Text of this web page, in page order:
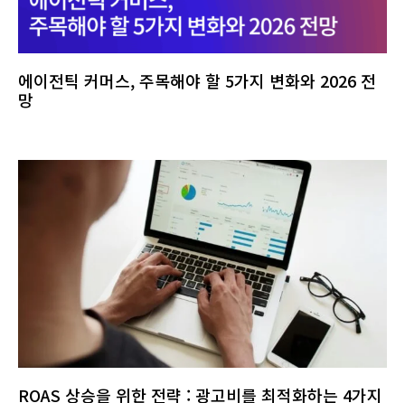
에이전틱 커머스, 주목해야 할 5가지 변화와 2026 전
망
ROAS 상승을 위한 전략 : 광고비를 최적화하는 4가지